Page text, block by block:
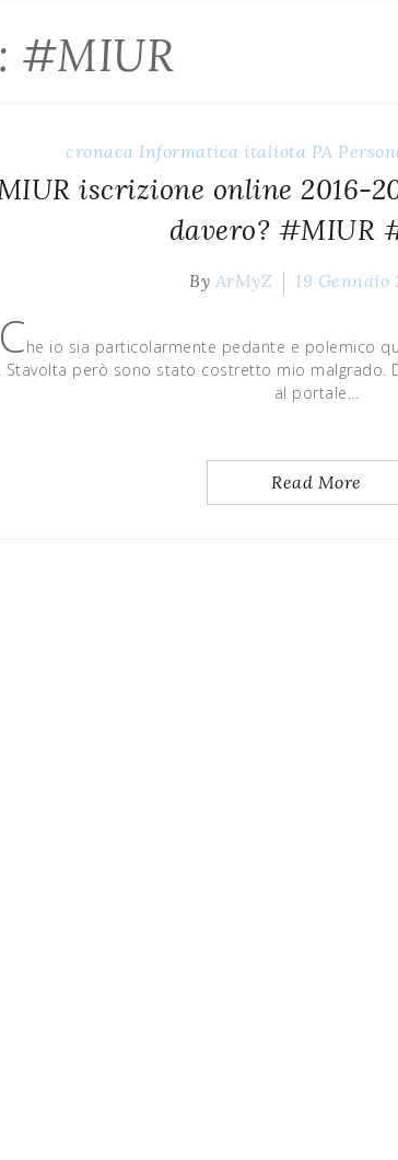
#MIUR
cronaca Informatica italiota PA
iscrizione online 2016-
davero? #MIUR
By ArMyZ 19 Gennaio
Che io sia particolarmente pedante e polemico
Stavolta però sono stato costretto mio malgrado.
al portale…
Read More